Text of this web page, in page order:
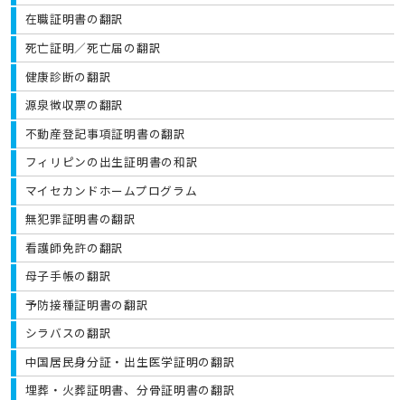
在職証明書の翻訳
死亡証明／死亡届の翻訳
健康診断の翻訳
源泉徴収票の翻訳
不動産登記事項証明書の翻訳
フィリピンの出生証明書の和訳
マイセカンドホームプログラム
無犯罪証明書の翻訳
看護師免許の翻訳
母子手帳の翻訳
予防接種証明書の翻訳
シラバスの翻訳
中国居民身分証・出生医学証明の翻訳
埋葬・火葬証明書、分骨証明書の翻訳